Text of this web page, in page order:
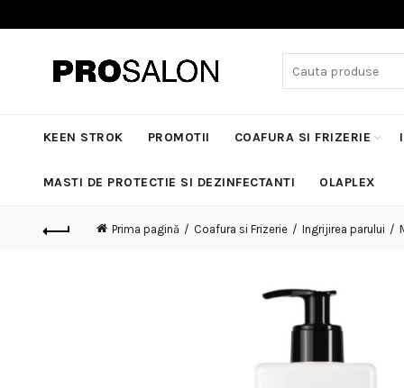
KEEN STROK PROMOTII COAFURA SI FRIZERIE
MASTI DE PROTECTIE SI DEZINFECTANTI OLAPLEX
Prima pagină Coafura si Frizerie Ingrijirea parului